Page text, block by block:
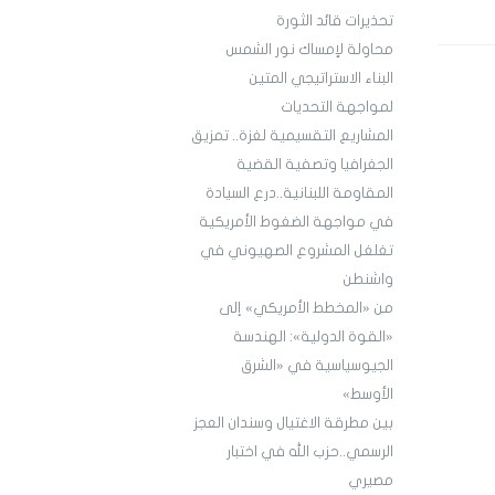
تحذيرات قائد الثورة
محاولة لإمساك نور الشمس
البناء الاستراتيجي المتين
لمواجهة التحديات
المشاريع التقسيمية لغزة.. تمزيق
الجغرافيا وتصفية القضية
المقاومة اللبنانية..درع السيادة
في مواجهة الضغوط الأمريكية
تغلغل المشروع الصهيوني في
واشنطن
من «المخطط الأمريكي» إلى
«القوة الدولية»: الهندسة
الجيوسياسية في «الشرق
الأوسط»
بين مطرقة الاغتيال وسندان العجز
الرسمي..حزب الله في اختبار
مصيري